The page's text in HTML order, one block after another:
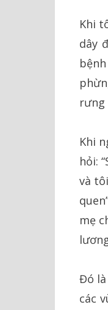
Khi
dây
rưng
Khi
hỏi:
và
mẹ
Đó
các